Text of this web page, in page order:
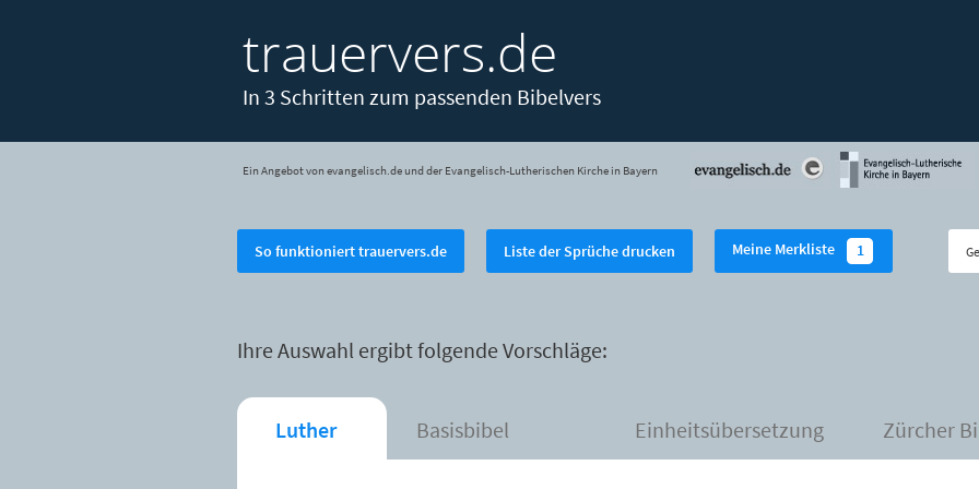
trauervers.de
In 3 Schritten zum passenden Bibelvers
Ein Angebot von evangelisch.de und der Evangelisch-Lutherischen Kirche in Bayern
So funktioniert trauervers.de Liste der Sprüche drucken Meine Merkliste 1
Ihre Auswahl ergibt folgende Vorschläge:
Luther Basisbibel Einheitsübersetzung Zürcher